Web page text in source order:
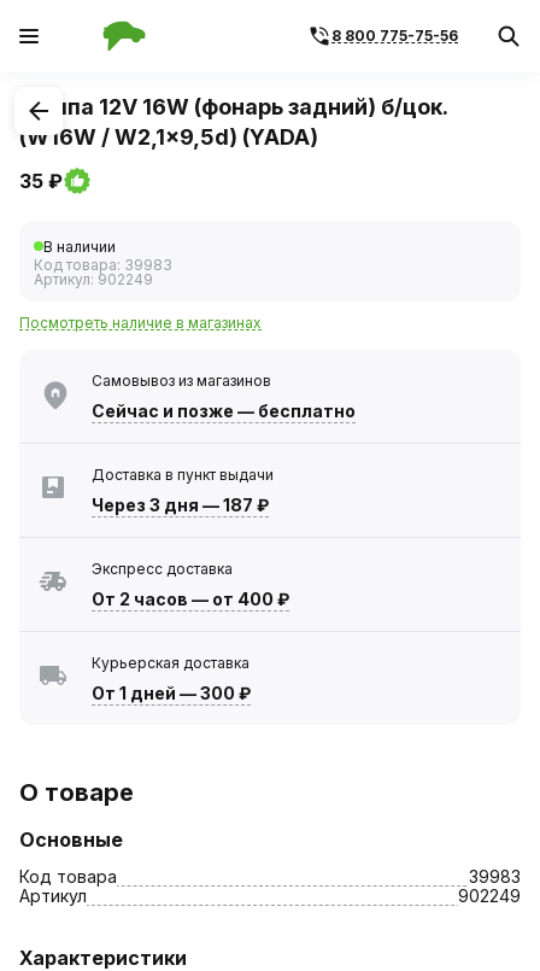
8 800 775-75-56
1/1
Лампа 12V 16W (фонарь задний) б/цок.
(W16W / W2,1x9,5d) (YADA)
35 ₽
В наличии
Код товара: 39983
Артикул: 902249
Посмотреть наличие в магазинах
Самовывоз из магазинов
Сейчас и позже — бесплатно
Доставка в пункт выдачи
Через 3 дня —187 ₽
Экспресс доставка
От 2 часов — от 400 ₽
Курьерская доставка
От 1 дней —300 ₽
О товаре
Основные
Код товара
39983
Артикул
902249
Характеристики